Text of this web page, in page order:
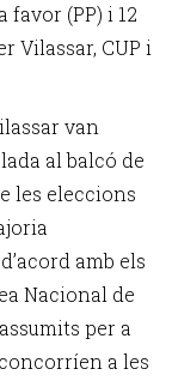
favor (PP) i 12
Vilassar, CUP i
van
al balcó de
les eleccions
amb els
Nacional de
per a
a les